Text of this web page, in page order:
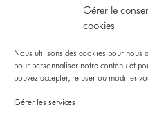
Gérer le
cookies
Nous utilisons des cookies pour nous
pour personnaliser notre contenu et
pouvez accepter, refuser ou modifier
Gérer les services
DIRECTION